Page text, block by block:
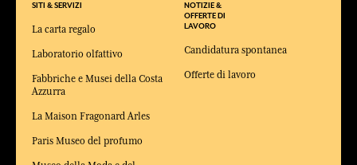
SITI & SERVIZI
La carta regalo
Laboratorio olfattivo
Fabbriche e Musei della Costa
Azzurra
La Maison Fragonard Arles
Paris Museo del profumo
NOTIZIE &
OFFERTE DI
LAVORO
Candidatura spontanea
Offerte di lavoro